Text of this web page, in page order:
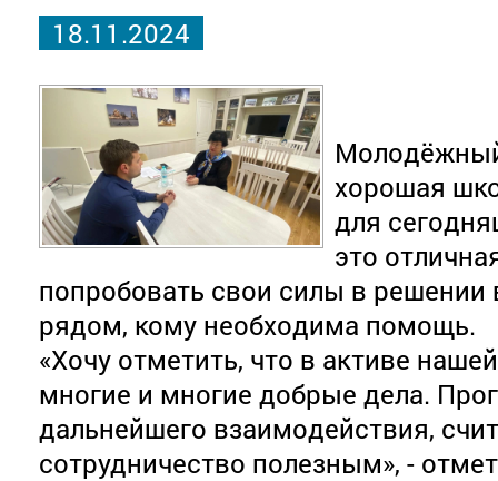
18.11.2024
хорошая
для
это
попробовать свои силы в решении
рядом, кому необходима помощь.
«Хочу отметить, что в активе
многие и многие добрые дела.
дальнейшего взаимодействия,
сотрудничество полезным», -